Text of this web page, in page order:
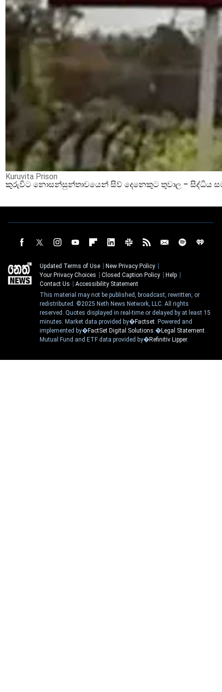
Kuruvita Prison
කුරුවිට නොසන්සුන්තාවයෙන් සිව් දෙනෙකුට තුවාල – සිද්ධිය
Updated Terms of Use
New Privacy Policy
Your Privacy Choices
Closed Caption Policy
Help
Contact Us
Accessibility Statement
This material may not be published, broadcast, rewritten, or
redistributed. ©2025 Neth News Network, LLC. All rights
reserved. Quotes displayed in real-time or delayed by at least 15
minutes. Market data provided by�Factset. Powered and
implemented by�FactSet Digital Solutions.�Legal Statement.
Mutual Fund and ETF data provided by�Refinitiv Lipper.